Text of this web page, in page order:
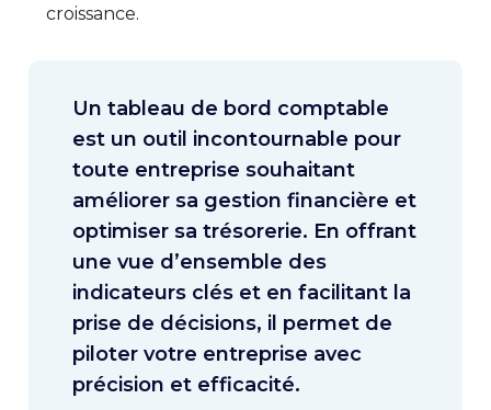
croissance.
Un tableau de bord comptable
est un outil incontournable pour
toute entreprise souhaitant
améliorer sa gestion financière et
optimiser sa trésorerie. En offrant
une vue d’ensemble des
indicateurs clés et en facilitant la
prise de décisions, il permet de
piloter votre entreprise avec
précision et efficacité.